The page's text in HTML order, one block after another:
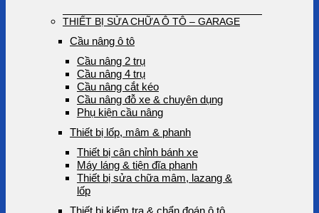
THIẾT BỊ SỬA CHỮA Ô TÔ – GARAGE
Cầu nâng ô tô
Cầu nâng 2 trụ
Cầu nâng 4 trụ
Cầu nâng cắt kéo
Cầu nâng đỗ xe & chuyên dụng
Phụ kiện cầu nâng
Thiết bị lốp, mâm & phanh
Thiết bị cân chỉnh bánh xe
Máy láng & tiện đĩa phanh
Thiết bị sửa chữa mâm, lazang &
lốp
Thiết bị kiểm tra & chẩn đoán ô tô